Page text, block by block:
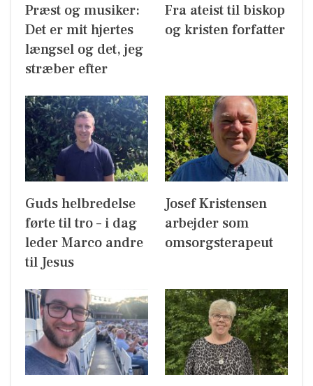
Præst og musiker:
Det er mit hjertes
længsel og det, jeg
stræber efter
Fra ateist til biskop
og kristen forfatter
Guds helbredelse
førte til tro – i dag
leder Marco andre
til Jesus
Josef Kristensen
arbejder som
omsorgsterapeut